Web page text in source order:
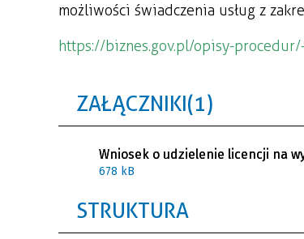
PRZEDSIĘBIORCZOŚCI
WAŻNE TELEFONY
"PSZOW.PL"
PRZESTRZENNE
możliwości świadczenia usług z
https://biznes.gov.pl/opisy-
ZAŁĄCZNIKI (1)
Wniosek o udzielenie licencji na
678 kB
STRUKTURA